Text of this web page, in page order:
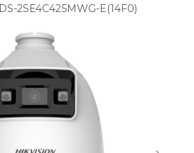
DS-2SE4C425MWG-E(14F0)